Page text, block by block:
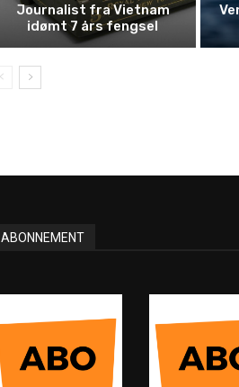
Journalist fra Vietnam
idømt 7 års fengsel
ABONNEMENT